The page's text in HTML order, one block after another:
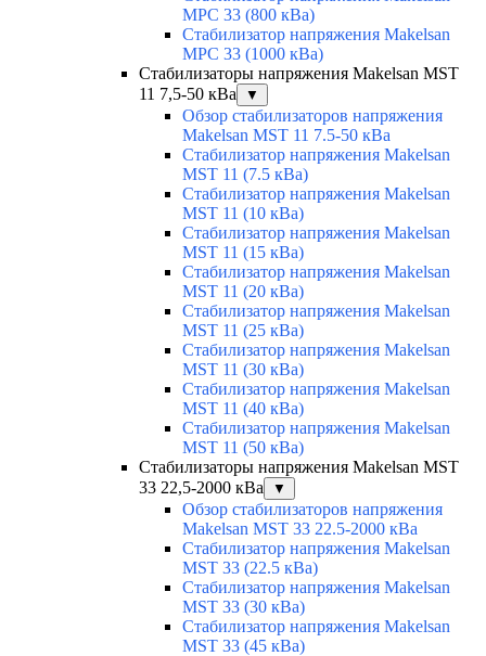
MPC 33 (800 кВа)
Стабилизатор напряжения Makelsan
MPC 33 (1000 кВа)
Стабилизаторы напряжения Makelsan MST
11 7,5-50 кВа
▼
Обзор стабилизаторов напряжения
Makelsan MST 11 7.5-50 кВа
Стабилизатор напряжения Makelsan
MST 11 (7.5 кВа)
Стабилизатор напряжения Makelsan
MST 11 (10 кВа)
Стабилизатор напряжения Makelsan
MST 11 (15 кВа)
Стабилизатор напряжения Makelsan
MST 11 (20 кВа)
Стабилизатор напряжения Makelsan
MST 11 (25 кВа)
Стабилизатор напряжения Makelsan
MST 11 (30 кВа)
Стабилизатор напряжения Makelsan
MST 11 (40 кВа)
Стабилизатор напряжения Makelsan
MST 11 (50 кВа)
Стабилизаторы напряжения Makelsan MST
33 22,5-2000 кВа
▼
Обзор стабилизаторов напряжения
Makelsan MST 33 22.5-2000 кВа
Стабилизатор напряжения Makelsan
MST 33 (22.5 кВа)
Стабилизатор напряжения Makelsan
MST 33 (30 кВа)
Стабилизатор напряжения Makelsan
MST 33 (45 кВа)